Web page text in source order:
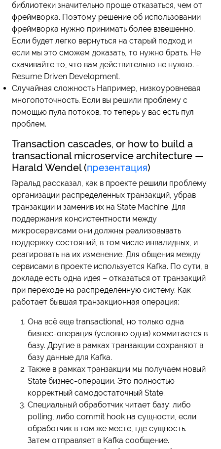
библиотеки значительно проще отказаться, чем от
фреймворка. Поэтому решение об использовании
фреймворка нужно принимать более взвешенно.
Если будет легко вернуться на старый подход и
если мы это сможем доказать, то нужно брать. Не
скачивайте то, что вам действительно не нужно. -
Resume Driven Development.
Случайная сложность Например, низкоуровневая
многопоточность. Если вы решили проблему с
помощью пула потоков, то теперь у вас есть пул
проблем.
Transaction cascades, or how to build a
transactional microservice architecture —
Harald Wendel (презентация)
Гаральд рассказал, как в проекте решили проблему
организации распределенных транзакций, убрав
транзакции и заменив их на State Machine. Для
поддержания консистентности между
микросервисами они должны реализовывать
поддержку состояний, в том числе инвалидных, и
реагировать на их изменение. Для общения между
сервисами в проекте используется Kafka. По сути, в
докладе есть одна идея – отказаться от транзакций
при переходе на распределённую систему. Как
работает бывшая транзакционная операция:
Она всё еще transactional, но только одна
бизнес-операция (условно одна) коммитается в
базу. Другие в рамках транзакции сохраняют в
базу данные для Kafka.
Также в рамках транзакции мы получаем новый
State бизнес-операции. Это полностью
корректный самодостаточный State.
Специальный обработчик читает базу: либо
polling, либо commit hook на сущности, если
обработчик в том же месте, где сущность.
Затем отправляет в Kafka сообщение.